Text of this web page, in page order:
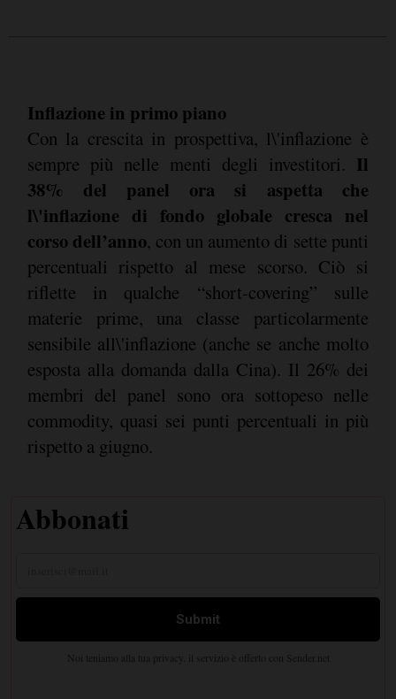
Inflazione in primo piano
Con la crescita in prospettiva, l\'inflazione è
sempre più nelle menti degli investitori. Il
38% del panel ora si aspetta che
l\'inflazione di fondo globale cresca nel
corso dell’anno, con un aumento di sette punti
percentuali rispetto al mese scorso. Ciò si
riflette in qualche “short-covering” sulle
materie prime, una classe particolarmente
sensibile all\'inflazione (anche se anche molto
esposta alla domanda dalla Cina). Il 26% dei
membri del panel sono ora sottopeso nelle
commodity, quasi sei punti percentuali in più
rispetto a giugno.